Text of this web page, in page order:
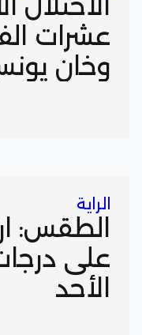
عشرات
وخان
الراية
الطقس:
على
الأحد